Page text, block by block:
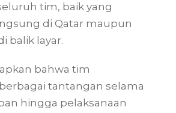
tim, baik yang
di Qatar maupun
balik layar.
bahwa tim
tantangan selama
hingga pelaksanaan